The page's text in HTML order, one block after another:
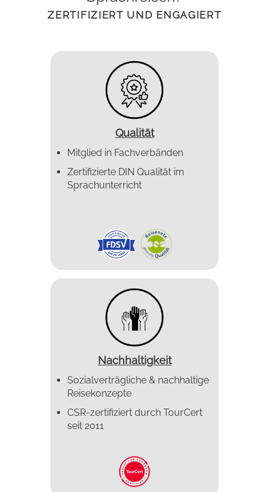
ZERTIFIZIERT UND ENGAGIERT
Qualität
Mitglied in Fachverbänden
Zertifizierte DIN Qualität im
Sprachunterricht
Nachhaltigkeit
Sozialverträgliche & nachhaltige
Reisekonzepte
CSR-zertifiziert durch TourCert
seit 2011